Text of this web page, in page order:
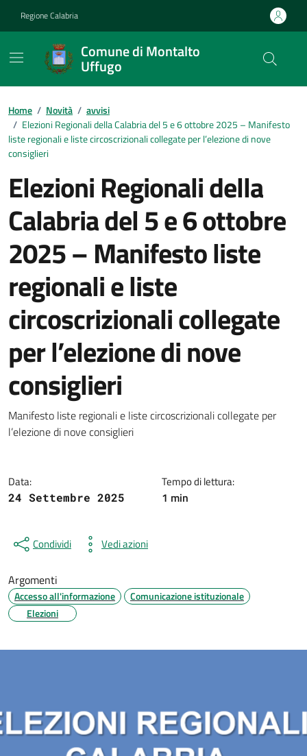
Regione Calabria
Comune di Montalto
Uffugo
Home / Novità / avvisi
/ Elezioni Regionali della Calabria del 5 e 6 ottobre 2025 – Manifesto
liste regionali e liste circoscrizionali collegate per l’elezione di nove
consiglieri
Elezioni Regionali della
Calabria del 5 e 6 ottobre
2025 – Manifesto liste
regionali e liste
circoscrizionali collegate
per l’elezione di nove
consiglieri
Dettagli della notizia
Manifesto liste regionali e liste circoscrizionali collegate per
l’elezione di nove consiglieri
Data:
24 Settembre 2025
Tempo di lettura:
1 min
Condividi Vedi azioni
Argomenti
Accesso all'informazione
Comunicazione istituzionale
Elezioni